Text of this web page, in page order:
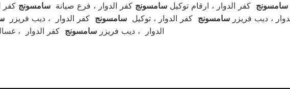
سامسونج كفر الدوار ، ارقام توكيل سامسونج كفر الدوار ، فرع صيانة سامسونج كفر
، ديب فريزر سامسونج كفر الدوار ، توكيل سامسونج كفر الدوار ، ديب فريزر
الدوار ، ديب فريزر سامسونج كفر الدوار ،